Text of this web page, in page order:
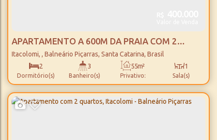
APARTAMENTO A 600M DA PRAIA COM 2
SUÍTES, ITACOLOMI - BALNEÁRIO PIÇARRAS
Itacolomi , Balneário Piçarras, Santa Catarina, Brasil
2
Dormitório(s)
3
Banheiro(s) Privativo:
55m² 1
Sala(s)
2
Suíte(s) Total:
55m² 1
Vaga(s)
600m
Distância do Mar